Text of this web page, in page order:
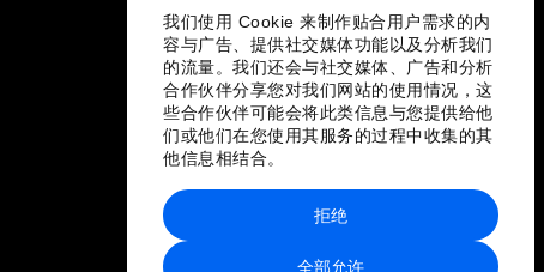
我们使用 Cookie 来制作贴合用户需求的内
容与广告、提供社交媒体功能以及分析我们
的流量。我们还会与社交媒体、广告和分析
合作伙伴分享您对我们网站的使用情况，这
些合作伙伴可能会将此类信息与您提供给他
们或他们在您使用其服务的过程中收集的其
他信息相结合。
全部允许
拒绝